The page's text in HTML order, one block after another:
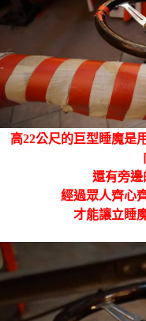
高22公尺的巨型睡魔是
還有旁邊
經過眾人齊心
才能讓立睡